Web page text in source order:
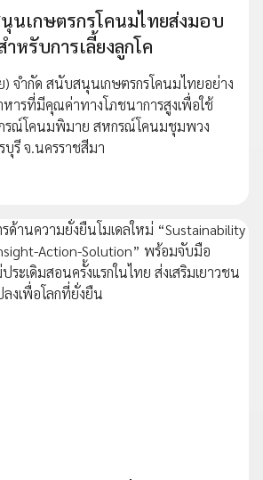
นเกษตรกรโคนมไทยส่งมอบ
หรับการเลี้ยงลูกโค
) จำกัด สนับสนุนเกษตรกรโคนมไทยอย่าง
หารที่มีคุณค่าทางโภชนาการสูงเพื่อใช้
กรณ์โคนมพิมาย สหกรณ์โคนมชุมพวง
รี จ.นครราชสีมา